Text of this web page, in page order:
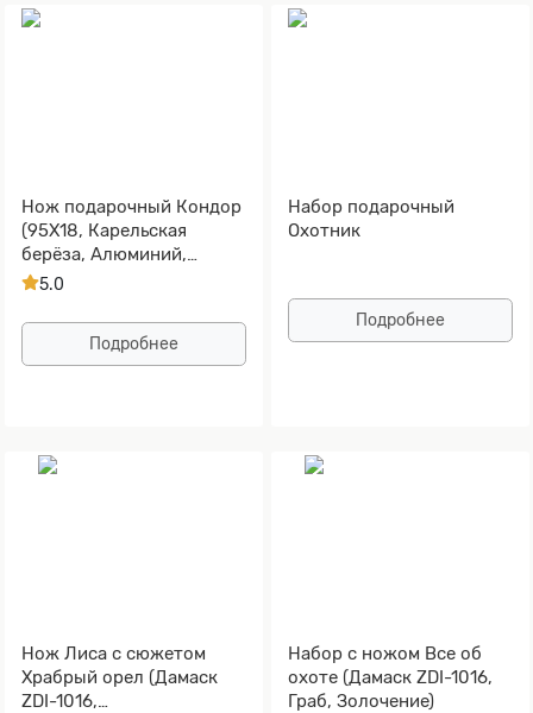
Нож подарочный Кондор
(95Х18, Карельская
берёза, Алюминий,
Золочение клинка)
5.0
Подробнее
Набор подарочный
Охотник
Подробнее
Нож Лиса с сюжетом
Храбрый орел (Дамаск
ZDI-1016,
Набор с ножом Все об
охоте (Дамаск ZDI-1016,
Граб, Золочение)